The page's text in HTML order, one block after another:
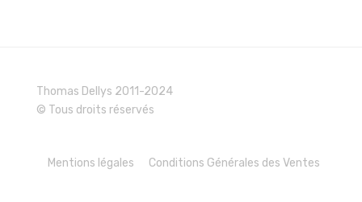
Thomas Dellys 2011-2024
© Tous droits réservés
Mentions légales Conditions Générales des Ventes